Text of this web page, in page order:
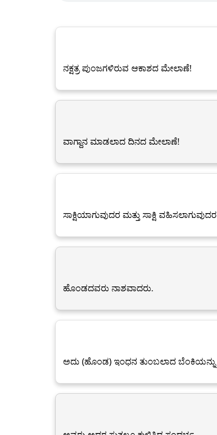
ನಕ್ಷತ್ರ ಪುಂಜಗಳಿರುವ ಆಕಾಶದ ಮೇಲಾಣೆ!
ವಾಗ್ದಾನ ಮಾಡಲಾದ ದಿನದ ಮೇಲಾಣೆ!
ಸಾಕ್ಷಿಯಾಗುವುದರ ಮತ್ತು ಸಾಕ್ಷಿ
ಹೊಂಡದವರು ನಾಶವಾದರು.
ಅದು (ಹೊಂಡ) ಇಂಧನ ತುಂಬಲಾದ ಬೆಂಕಿಯನ್ನು